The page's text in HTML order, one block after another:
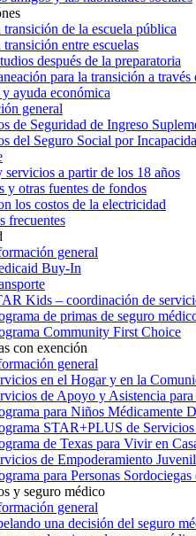
transición de la escuela pública
transición entre escuelas
después de la preparatoria
para la transición a través
ayuda económica
general
de Seguridad de Ingreso
del Seguro Social por
servicios a partir de los 18 años
y otras fuentes de fondos
los costos de la electricidad
frecuentes
general
Buy-In
Kids – coordinación de
de primas de seguro
Community First Choice
con exención
general
en el Hogar y en la
de Apoyo y Asistencia
para Niños Médicamente
STAR+PLUS de
de Texas para Vivir en
de Empoderamiento
para Personas
y seguro médico
general
una decisión del seguro